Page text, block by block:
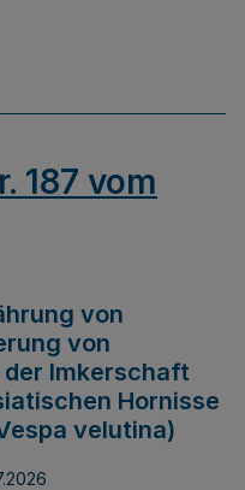
187 vom
von
von
der Imkerschaft
Hornisse
velutina)